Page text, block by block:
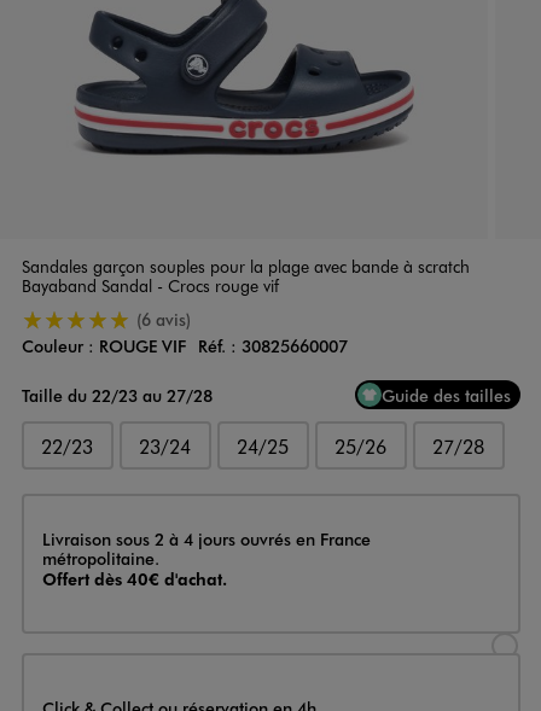
Sandales garçon souples pour la plage avec bande à scratch
Bayaband Sandal - Crocs rouge vif
5/5 de moyenne(6 avis)
Couleur
Couleur : ROUGE VIF Réf. : 30825660007
Taille du 22/23 au 27/28
Guide des tailles
22/23 23/24 24/25 25/26 27/28
Livraison
Livraison sous 2 à 4 jours ouvrés en France
métropolitaine.
Offert dès 40€ d'achat.